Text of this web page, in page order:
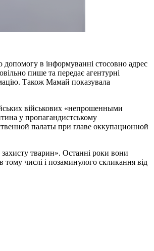
в інформуванні стосовно адрес
пише та передає агентурні
Також Мамай показувала
військових «непрошенными
у пропагандистському
палаты при главе оккупационной
тварин». Останні роки вони
тому числі і позаминулого скликання від